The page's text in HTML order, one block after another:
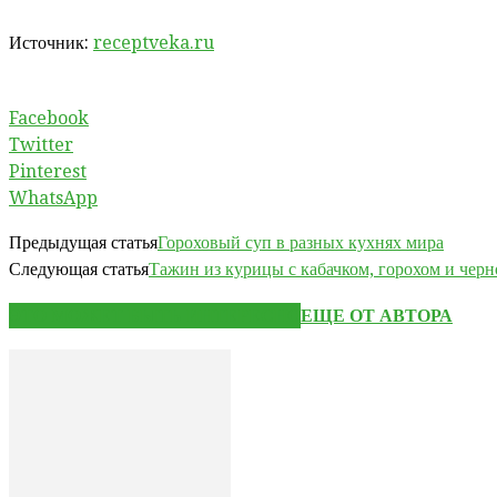
Источник: receptveka.ru
Facebook
Twitter
Pinterest
WhatsApp
Предыдущая статьяГороховый суп в разных кухнях мира
Следующая статьяТажин из курицы с кабачком, горохом и
ЕЩЕ ОТ АВТОРА